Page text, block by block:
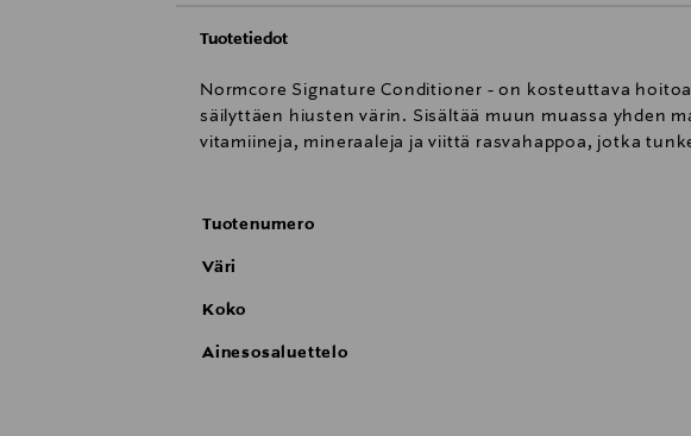
Tuotetiedot
Normcore Signature Conditioner - on kosteuttava
säilyttäen hiusten värin. Sisältää muun muassa yhden
vitamiineja, mineraaleja ja viittä rasvahappoa, jotka
Tuotenumero
Väri
Koko
Ainesosaluettelo